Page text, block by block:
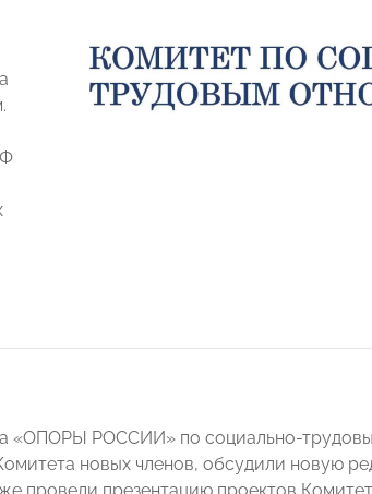
«ОПОРЫ РОССИИ» по социально-
новых членов, обсудили новую